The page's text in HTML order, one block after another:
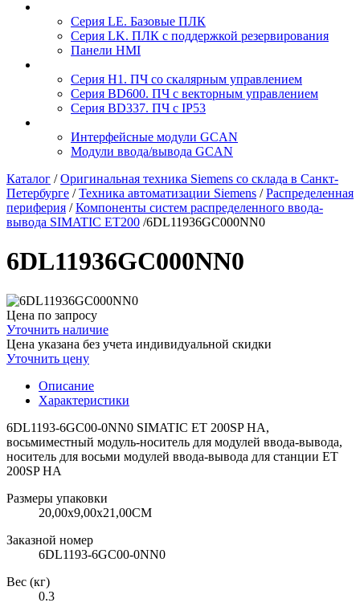
Серия LE. Базовые ПЛК
Серия LK. ПЛК с поддержкой резервирования
Панели HMI
Серия H1. ПЧ со скалярным управлением
Серия BD600. ПЧ с векторным управлением
Серия BD337. ПЧ с IP53
Интерфейсные модули GCAN
Модули ввода/вывода GCAN
Каталог / Оригинальная техника Siemens со склада в Санкт-
Петербурге / Техника автоматизации Siemens / Распределенная
периферия / Компоненты систем распределенного ввода-
вывода SIMATIC ET200 /6DL11936GC000NN0
6DL11936GC000NN0
Цена по запросу
Уточнить наличие
Цена указана без учета индивидуальной скидки
Уточнить цену
Описание
Характеристики
6DL1193-6GC00-0NN0 SIMATIC ET 200SP HA,
восьмиместный модуль-носитель для модулей ввода-вывода,
носитель для восьми модулей ввода-вывода для станции ET
200SP HA
Размеры упаковки
20,00х9,00х21,00CM
Заказной номер
6DL1193-6GC00-0NN0
Вес (кг)
0.3